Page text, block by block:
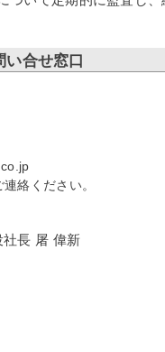
い合せ窓口
絡ください。
長 屠 偉新